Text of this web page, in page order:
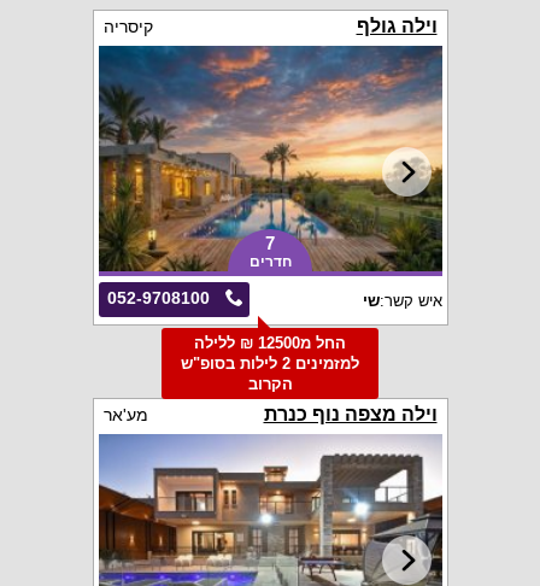
וילה גולף קיסריה
7
חדרים
052-9708100 איש קשר:שי
החל מ12500 ₪ ללילה
למזמינים 2 לילות בסופ"ש
הקרוב
וילה מצפה נוף כנרת מע'אר